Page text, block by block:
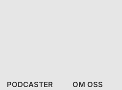
PODCASTER OM OSS